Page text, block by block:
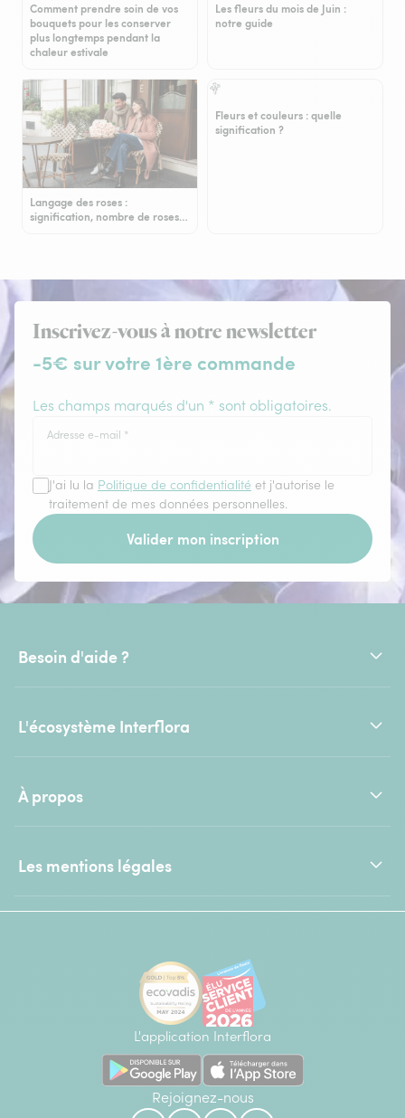
Comment prendre soin de vos
bouquets pour les conserver
plus longtemps pendant la
chaleur estivale
Les fleurs du mois de Juin :
notre guide
Langage des roses :
signification, nombre de roses…
Fleurs et couleurs : quelle
signification ?
Inscrivez-vous à notre newsletter
-5€ sur votre 1ère commande
Les champs marqués d'un * sont obligatoires.
Adresse e-mail *
J'ai lu la Politique de confidentialité et j'autorise le
traitement de mes données personnelles.
Valider mon inscription
Besoin d'aide ?
L'écosystème Interflora
À propos
Les mentions légales
L'application Interflora
Rejoignez-nous